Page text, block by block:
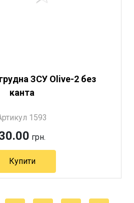
ЗСУ Olive-2 без
канта
1593
грн.
Купити